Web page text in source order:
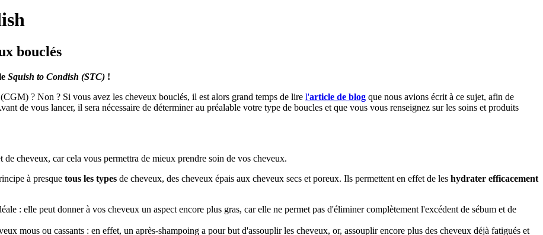
bouclés
Squish to Condish (STC) !
(CGM) ? Non ? Si vous avez les cheveux bouclés, il est alors grand temps de lire l'article de blog que nous avions écrit à ce sujet, afin de
de vous lancer, il sera nécessaire de déterminer au préalable votre type de boucles et que vous vous renseignez sur les soins et produits
cheveux, car cela vous permettra de mieux prendre soin de vos cheveux.
à presque tous les types de cheveux, des cheveux épais aux cheveux secs et poreux. Ils permettent en effet de les hydrater efficacement
: elle peut donner à vos cheveux un aspect encore plus gras, car elle ne permet pas d'éliminer complètement l'excédent de sébum et de
mous ou cassants : en effet, un après-shampoing a pour but d'assouplir les cheveux, or, assouplir encore plus des cheveux déjà fatigués et